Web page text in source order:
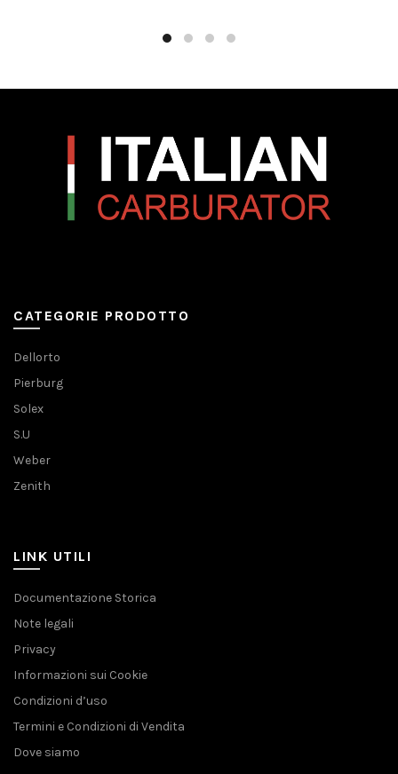
CATEGORIE PRODOTTO
Dellorto
Pierburg
Solex
S.U
Weber
Zenith
LINK UTILI
Documentazione Storica
Note legali
Privacy
Informazioni sui Cookie
Condizioni d’uso
Termini e Condizioni di Vendita
Dove siamo